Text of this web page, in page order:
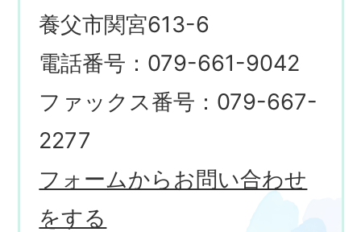
養父市関宮613-6
電話番号：079-661-9042
ファックス番号：079-667-
2277
フォームからお問い合わせ
をする